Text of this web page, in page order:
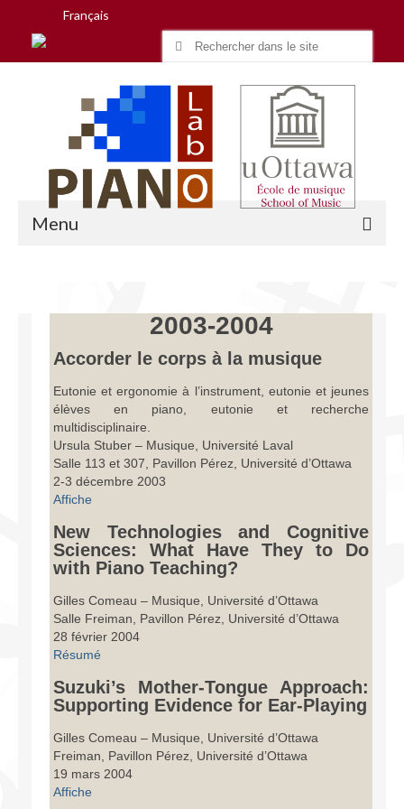
Français
Search
Menu
Équipe
Infrastructure
Programmes
Publications
Ressources
Archives
Carte du site
Donner
2003-2004
Accorder le corps à la musique
Eutonie et ergonomie à l’instrument, eutonie et jeunes
élèves en piano, eutonie et recherche
multidisciplinaire.
Ursula Stuber – Musique, Université Laval
Salle 113 et 307, Pavillon Pérez, Université d’Ottawa
2-3 décembre 2003
Affiche
New Technologies and Cognitive
Sciences: What Have They to Do
with Piano Teaching?
Gilles Comeau – Musique, Université d’Ottawa
Salle Freiman, Pavillon Pérez, Université d’Ottawa
28 février 2004
Résumé
Suzuki’s Mother-Tongue Approach:
Supporting Evidence for Ear-Playing
Gilles Comeau – Musique, Université d’Ottawa
Freiman, Pavillon Pérez, Université d’Ottawa
19 mars 2004
Affiche